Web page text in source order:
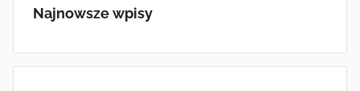
Najnowsze wpisy